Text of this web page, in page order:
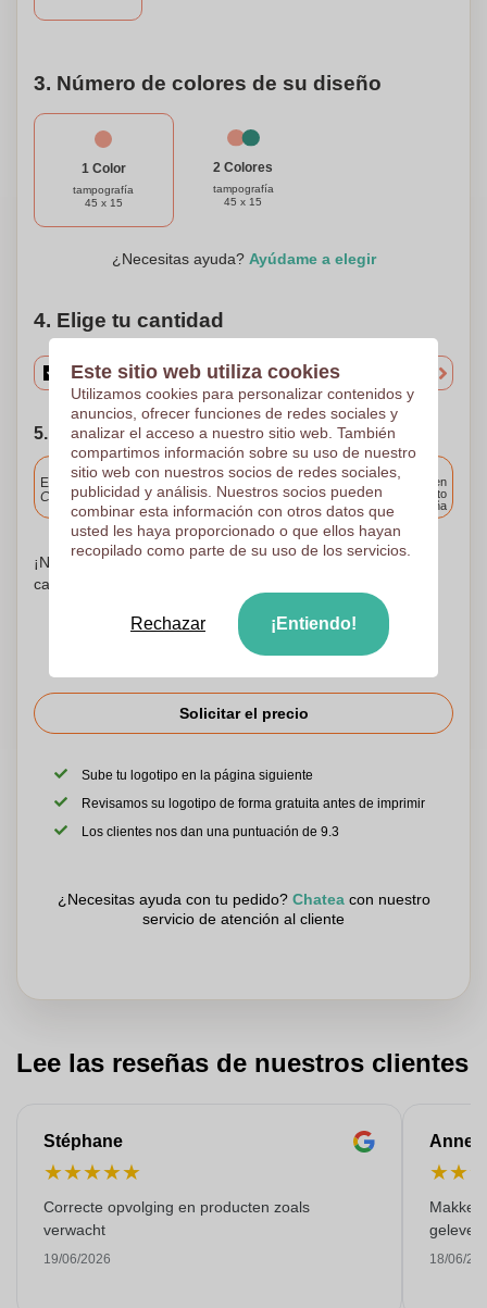
3. Número de colores de su diseño
1 Color
tampografía
45 x 15
2 Colores
tampografía
45 x 15
¿Necesitas ayuda? Ayúdame a elegir
4. Elige tu cantidad
5. Elija su fecha de envío
Incluido
Entrega estándar
Cargue y apruebe sus archivos antes de las 9.30 a.m.
Entrega en
cualquier punto
de España
¡No te preocupes! Simplemente suba sus archivos a la
canasta de compras
Solicitar el precio
Sube tu logotipo en la página siguiente
Revisamos su logotipo de forma gratuita antes de imprimir
Los clientes nos dan una puntuación de 9.3
¿Necesitas ayuda con tu pedido? Chateacon nuestro
servicio de atención al cliente
Lee las reseñas de nuestros clientes
Stéphane
★★★★★
Correcte opvolging en producten zoals
verwacht
19/06/2026
Anne-
★★
18/06/
Este sitio web utiliza cookies
Utilizamos cookies para personalizar contenidos y
anuncios, ofrecer funciones de redes sociales y
analizar el acceso a nuestro sitio web. También
compartimos información sobre su uso de nuestro
sitio web con nuestros socios de redes sociales,
publicidad y análisis. Nuestros socios pueden
combinar esta información con otros datos que
usted les haya proporcionado o que ellos hayan
recopilado como parte de su uso de los servicios.
Rechazar ¡Entiendo!